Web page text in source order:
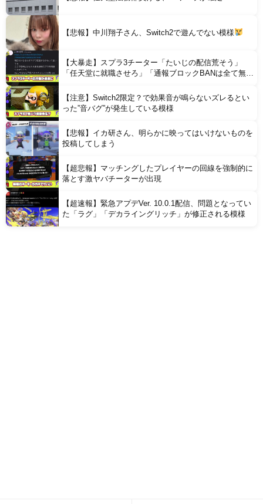
【悲報】中川翔子さん、Switch2で遊んでない模様
【大暴走】スプラ3チーター「たいじの配信荒そう」
「任天堂に就職させろ」「通報ブロックBANは全て無意
【注意】Switch2限定？で効果音が鳴らないズレるとい
った”音バグ”が発生している模様
【悲報】イカ研さん、明らかに映ってはいけないものを
投稿してしまう
【超悲報】マッチングしたプレイヤーの回線を強制的に
落とす激ヤバチーターが出現
【超速報】緊急アプデVer. 10.0.1配信、問題となってい
た「ラグ」「デカライングリッチ」が修正される模様